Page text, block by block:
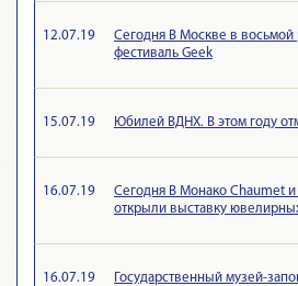
12.07.19
Сегодня В Москве в восьмой
фестиваль Geek
15.07.19 Юбилей ВДНХ. В этом году
16.07.19
Сегодня В Монако Chaumet
открыли выставку
16.07.19
Государственный музей-